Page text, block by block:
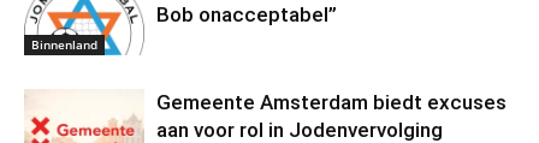
Binnenland
Bob onacceptabel”
Gemeente Amsterdam biedt excuses
aan voor rol in Jodenvervolging